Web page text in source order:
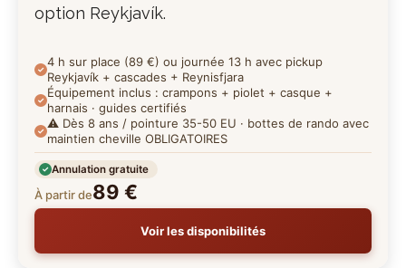
option Reykjavík.
4 h sur place (89 €) ou journée 13 h avec pickup
Reykjavík + cascades + Reynisfjara
Équipement inclus : crampons + piolet + casque +
harnais · guides certifiés
⚠️ Dès 8 ans / pointure 35-50 EU · bottes de rando avec
maintien cheville OBLIGATOIRES
Annulation gratuite
À partir de89 €
Voir les disponibilités